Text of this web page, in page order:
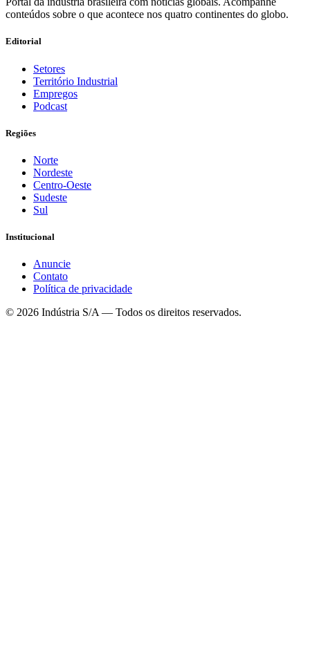
conteúdos sobre o que acontece nos quatro continentes do globo.
Editorial
Setores
Território Industrial
Empregos
Podcast
Regiões
Norte
Nordeste
Centro-Oeste
Sudeste
Sul
Institucional
Anuncie
Contato
Política de privacidade
© 2026 Indústria S/A — Todos os direitos reservados.